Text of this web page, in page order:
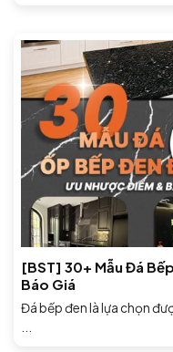
[BST] 30+ Mẫu Đá
Báo Giá
Đá bếp đen là lựa chọn